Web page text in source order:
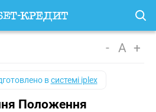
- A +
всистемі iplex
Положення